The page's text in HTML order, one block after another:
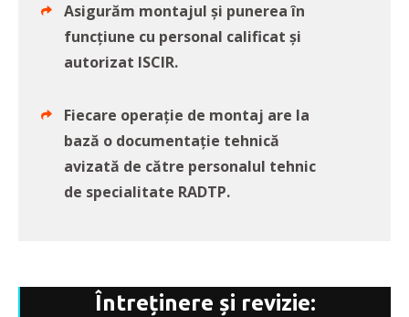
Asigurăm montajul și punerea în
funcțiune cu personal calificat și
autorizat ISCIR.
Fiecare operație de montaj are la
bază o documentație tehnică
avizată de către personalul tehnic
de specialitate RADTP.
Întreținere și revizie: